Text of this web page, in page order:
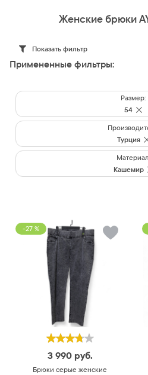
Женские брюки
Показать фильтр
Примененные фильтры:
Размер:
54
Турция
Кашемир
-27 %
3 990 руб.
Брюки серые женские